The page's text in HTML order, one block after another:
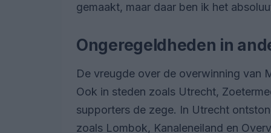
gemaakt, maar daar ben ik het
Ongeregeldheden in
De vreugde over de overwinning van
Ook in steden zoals Utrecht,
supporters de zege. In Utrecht
zoals Lombok, Kanaleneiland en